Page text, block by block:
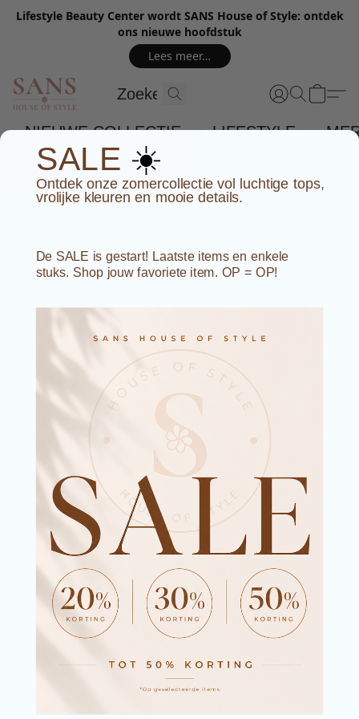
Lifestyle Beauty Center wordt SANS House of Style: ontdek
ons nieuwe hoofdstuk
Lees meer…
NIEUWE COLLECTIE LIFESTYLE
SALE ☀️
Ontdek onze zomercollectie vol luchtige tops,
vrolijke kleuren en mooie details.
De SALE is gestart! Laatste items en enkele
stuks. Shop jouw favoriete item. OP = OP!